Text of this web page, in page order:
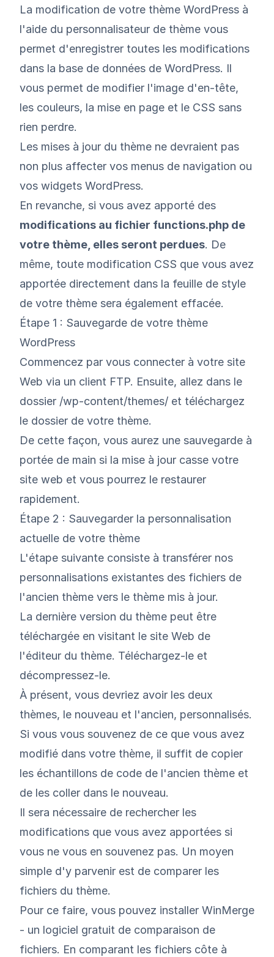
La modification de votre thème WordPress à
l'aide du personnalisateur de thème vous
permet d'enregistrer toutes les modifications
dans la base de données de WordPress. Il
vous permet de modifier l'image d'en-tête,
les couleurs, la mise en page et le CSS sans
rien perdre.
Les mises à jour du thème ne devraient pas
non plus affecter vos menus de navigation ou
vos widgets WordPress.
En revanche, si vous avez apporté des
modifications au fichier functions.php de
votre thème, elles seront perdues. De
même, toute modification CSS que vous avez
apportée directement dans la feuille de style
de votre thème sera également effacée.
Étape 1 : Sauvegarde de votre thème
WordPress
Commencez par vous connecter à votre site
Web via un client FTP. Ensuite, allez dans le
dossier /wp-content/themes/ et téléchargez
le dossier de votre thème.
De cette façon, vous aurez une sauvegarde à
portée de main si la mise à jour casse votre
site web et vous pourrez le restaurer
rapidement.
Étape 2 : Sauvegarder la personnalisation
actuelle de votre thème
L'étape suivante consiste à transférer nos
personnalisations existantes des fichiers de
l'ancien thème vers le thème mis à jour.
La dernière version du thème peut être
téléchargée en visitant le site Web de
l'éditeur du thème. Téléchargez-le et
décompressez-le.
À présent, vous devriez avoir les deux
thèmes, le nouveau et l'ancien, personnalisés.
Si vous vous souvenez de ce que vous avez
modifié dans votre thème, il suffit de copier
les échantillons de code de l'ancien thème et
de les coller dans le nouveau.
Il sera nécessaire de rechercher les
modifications que vous avez apportées si
vous ne vous en souvenez pas. Un moyen
simple d'y parvenir est de comparer les
fichiers du thème.
Pour ce faire, vous pouvez installer WinMerge
- un logiciel gratuit de comparaison de
fichiers. En comparant les fichiers côte à